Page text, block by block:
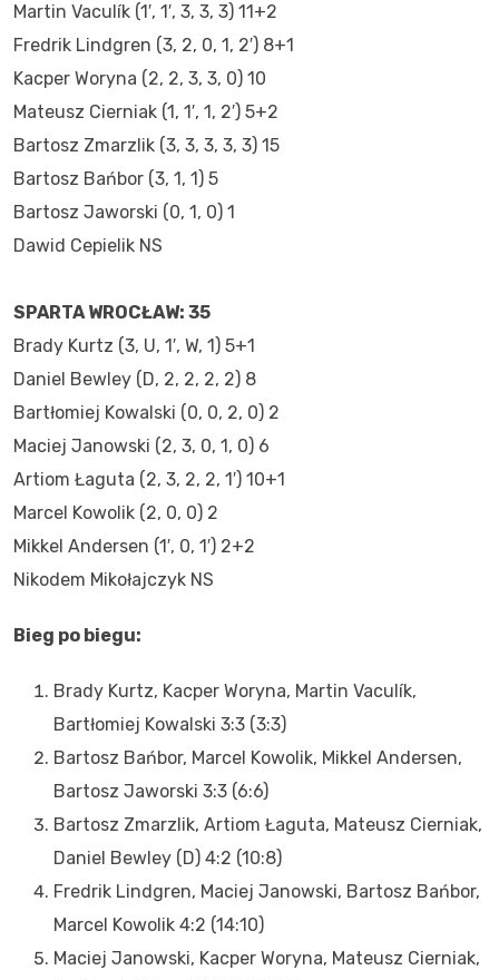
Martin Vaculík (1′, 1′, 3, 3, 3) 11+2
Fredrik Lindgren (3, 2, 0, 1, 2′) 8+1
Kacper Woryna (2, 2, 3, 3, 0) 10
Mateusz Cierniak (1, 1′, 1, 2′) 5+2
Bartosz Zmarzlik (3, 3, 3, 3, 3) 15
Bartosz Bańbor (3, 1, 1) 5
Bartosz Jaworski (0, 1, 0) 1
Dawid Cepielik NS
SPARTA WROCŁAW: 35
Brady Kurtz (3, U, 1′, W, 1) 5+1
Daniel Bewley (D, 2, 2, 2, 2) 8
Bartłomiej Kowalski (0, 0, 2, 0) 2
Maciej Janowski (2, 3, 0, 1, 0) 6
Artiom Łaguta (2, 3, 2, 2, 1′) 10+1
Marcel Kowolik (2, 0, 0) 2
Mikkel Andersen (1′, 0, 1′) 2+2
Nikodem Mikołajczyk NS
Bieg po biegu:
Brady Kurtz, Kacper Woryna, Martin Vaculík,
Bartłomiej Kowalski 3:3 (3:3)
Bartosz Bańbor, Marcel Kowolik, Mikkel Andersen,
Bartosz Jaworski 3:3 (6:6)
Bartosz Zmarzlik, Artiom Łaguta, Mateusz Cierniak,
Daniel Bewley (D) 4:2 (10:8)
Fredrik Lindgren, Maciej Janowski, Bartosz Bańbor,
Marcel Kowolik 4:2 (14:10)
Maciej Janowski, Kacper Woryna, Mateusz Cierniak,